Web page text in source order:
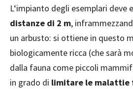
L‘impianto degli esemplari deve
distanze di 2 m,
un arbusto: si ottiene in questo
biologicamente ricca (che sarà
dalla fauna come piccoli
in grado di limitare le malattie